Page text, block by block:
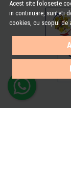
Acest site foloseste
in continuare, sunteti
cookies, cu scopul de